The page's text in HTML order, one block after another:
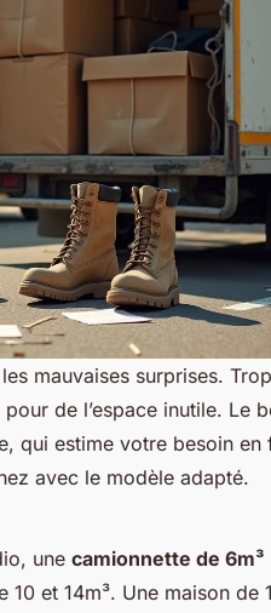
mauvaises surprises.
de l’espace inutile. Le
qui estime votre besoin en
avec le modèle adapté.
une camionnette de 6m³
et 14m³. Une maison de